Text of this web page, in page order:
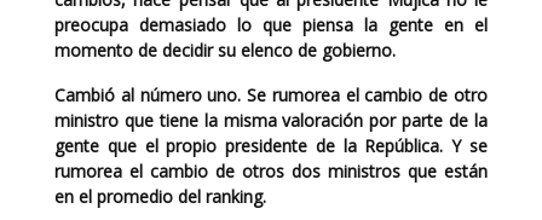
preocupa demasiado lo que piensa la gente en el
momento de decidir su elenco de gobierno.
Cambió al número uno. Se rumorea el cambio de otro
ministro que tiene la misma valoración por parte de la
gente que el propio presidente de la República. Y se
rumorea el cambio de otros dos ministros que están
en el promedio del ranking.